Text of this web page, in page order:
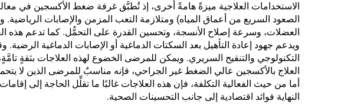
الاستخدامات العلاجية ميزةً هامةً أخرى، إذ تُطبَّق غرفة ضغط الأكسجين في
الصعود السريع من أعماق المياه) ومتلازمة التعب المزمن والإصابات
العضلات، وسرعة إصلاح الأنسجة، وتحسين القدرة على التحمُّل. كما تدعم هذه
ويدعم جهود إعادة التأهيل بعد السكتات الدماغية أو الإصابات الدماغية
التكنولوجي والتنقيح السريري. ويمكن للمرضى الخضوع لهذه العلاجات بثقةٍ
العلاج بالأكسجين عالي الضغط غير الجراحي، فإنه مناسبٌ للمرضى الذين لا
أما من حيث الفعالية التكلفة، فإن هذه العلاجات غالبًا ما تقلِّل الحاجة إلى
النهاية فوائد اقتصادية إلى جانب التحسينات الصحية.